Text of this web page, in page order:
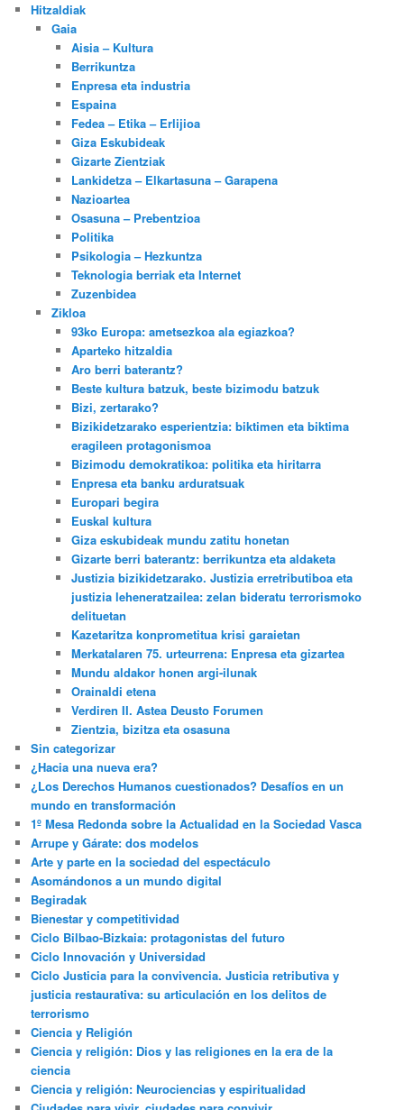
Hitzaldiak
Gaia
Aisia – Kultura
Berrikuntza
Enpresa eta industria
Espaina
Fedea – Etika – Erlijioa
Giza Eskubideak
Gizarte Zientziak
Lankidetza – Elkartasuna – Garapena
Nazioartea
Osasuna – Prebentzioa
Politika
Psikologia – Hezkuntza
Teknologia berriak eta Internet
Zuzenbidea
Zikloa
93ko Europa: ametsezkoa ala egiazkoa?
Aparteko hitzaldia
Aro berri baterantz?
Beste kultura batzuk, beste bizimodu batzuk
Bizi, zertarako?
Bizikidetzarako esperientzia: biktimen eta biktima
eragileen protagonismoa
Bizimodu demokratikoa: politika eta hiritarra
Enpresa eta banku arduratsuak
Europari begira
Euskal kultura
Giza eskubideak mundu zatitu honetan
Gizarte berri baterantz: berrikuntza eta aldaketa
Justizia bizikidetzarako. Justizia erretributiboa eta
justizia leheneratzailea: zelan bideratu terrorismoko
delituetan
Kazetaritza konprometitua krisi garaietan
Merkatalaren 75. urteurrena: Enpresa eta gizartea
Mundu aldakor honen argi-ilunak
Orainaldi etena
Verdiren II. Astea Deusto Forumen
Zientzia, bizitza eta osasuna
Sin categorizar
¿Hacia una nueva era?
¿Los Derechos Humanos cuestionados? Desafíos en un
mundo en transformación
1º Mesa Redonda sobre la Actualidad en la Sociedad Vasca
Arrupe y Gárate: dos modelos
Arte y parte en la sociedad del espectáculo
Asomándonos a un mundo digital
Begiradak
Bienestar y competitividad
Ciclo Bilbao-Bizkaia: protagonistas del futuro
Ciclo Innovación y Universidad
Ciclo Justicia para la convivencia. Justicia retributiva y
justicia restaurativa: su articulación en los delitos de
terrorismo
Ciencia y Religión
Ciencia y religión: Dios y las religiones en la era de la
ciencia
Ciencia y religión: Neurociencias y espiritualidad